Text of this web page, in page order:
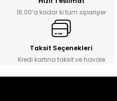
16:00’a kadar ki tüm siparişler
Taksit Seçenekleri
Kredi kartına taksit ve havale